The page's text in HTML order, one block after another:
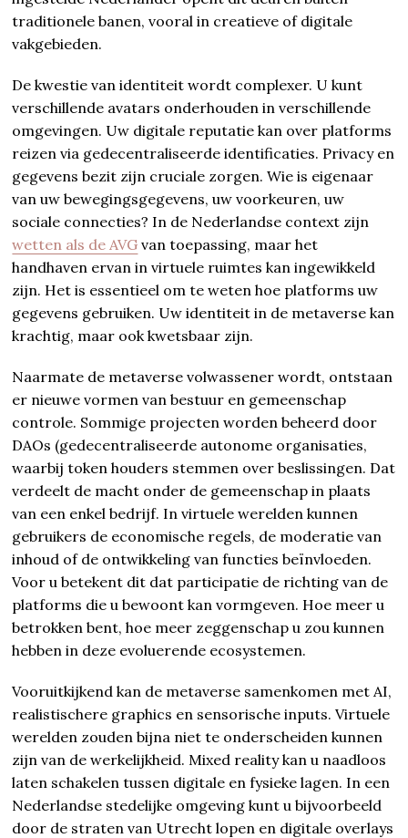
traditionele banen, vooral in creatieve of digitale
vakgebieden.
De kwestie van identiteit wordt complexer. U kunt
verschillende avatars onderhouden in verschillende
omgevingen. Uw digitale reputatie kan over platforms
reizen via gedecentraliseerde identificaties. Privacy en
gegevens bezit zijn cruciale zorgen. Wie is eigenaar
van uw bewegingsgegevens, uw voorkeuren, uw
sociale connecties? In de Nederlandse context zijn
wetten als de AVG van toepassing, maar het
handhaven ervan in virtuele ruimtes kan ingewikkeld
zijn. Het is essentieel om te weten hoe platforms uw
gegevens gebruiken. Uw identiteit in de metaverse kan
krachtig, maar ook kwetsbaar zijn.
Naarmate de metaverse volwassener wordt, ontstaan
er nieuwe vormen van bestuur en gemeenschap
controle. Sommige projecten worden beheerd door
DAOs (gedecentraliseerde autonome organisaties,
waarbij token houders stemmen over beslissingen. Dat
verdeelt de macht onder de gemeenschap in plaats
van een enkel bedrijf. In virtuele werelden kunnen
gebruikers de economische regels, de moderatie van
inhoud of de ontwikkeling van functies beïnvloeden.
Voor u betekent dit dat participatie de richting van de
platforms die u bewoont kan vormgeven. Hoe meer u
betrokken bent, hoe meer zeggenschap u zou kunnen
hebben in deze evoluerende ecosystemen.
Vooruitkijkend kan de metaverse samenkomen met AI,
realistischere graphics en sensorische inputs. Virtuele
werelden zouden bijna niet te onderscheiden kunnen
zijn van de werkelijkheid. Mixed reality kan u naadloos
laten schakelen tussen digitale en fysieke lagen. In een
Nederlandse stedelijke omgeving kunt u bijvoorbeeld
door de straten van Utrecht lopen en digitale overlays